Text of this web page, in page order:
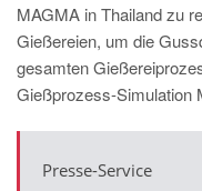
MAGMA in Thailand zu
Gießereien, um die
gesamten
Gießprozess-
Presse-Service